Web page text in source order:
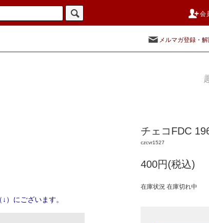
会
メルマガ登録・
）にございます。
チェコFDC
czcvr1527
400円(税込)
在庫状況 在庫切れ中